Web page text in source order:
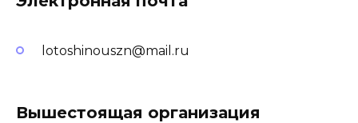
lotoshinouszn@mail.ru
Вышестоящая организация